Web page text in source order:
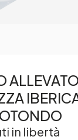
in libertà